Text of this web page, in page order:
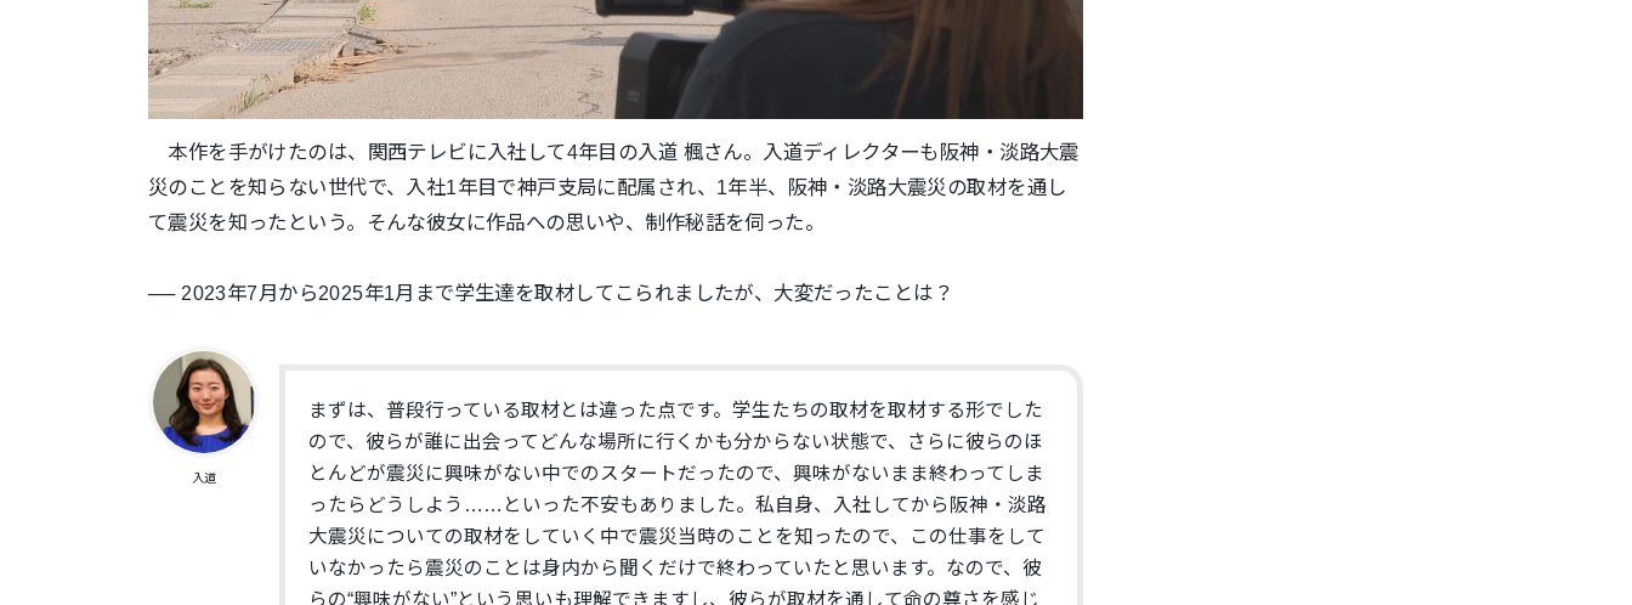
本作を手がけたのは、関西テレビに入社して4年目の入道 楓さん。入道ディレクターも阪神・淡路大震
災のことを知らない世代で、入社1年目で神戸支局に配属され、1年半、阪神・淡路大震災の取材を通し
て震災を知ったという。そんな彼女に作品への思いや、制作秘話を伺った。
── 2023年7月から2025年1月まで学生達を取材してこられましたが、大変だったことは？
入道
まずは、普段行っている取材とは違った点です。学生たちの取材を取材する形でした
ので、彼らが誰に出会ってどんな場所に行くかも分からない状態で、さらに彼らのほ
とんどが震災に興味がない中でのスタートだったので、興味がないまま終わってしま
ったらどうしよう……といった不安もありました。私自身、入社してから阪神・淡路
大震災についての取材をしていく中で震災当時のことを知ったので、この仕事をして
いなかったら震災のことは身内から聞くだけで終わっていたと思います。なので、彼
らの“興味がない”という思いも理解できますし、彼らが取材を通して命の尊さを感じ